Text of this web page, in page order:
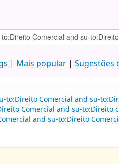
Mais popular Sugestões
to:Direito Comercial and su-
Comercial and su-to:Direito
and su-to:Direito